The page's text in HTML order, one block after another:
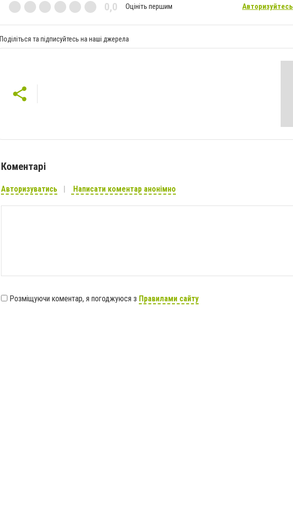
0,0 Оцініть першим Авторизуйтесь
Поділіться та підписуйтесь на наші джерела
Коментарі
Авторизуватись Написати коментар анонімно
Розміщуючи коментар, я погоджуюся з Правилами сайту